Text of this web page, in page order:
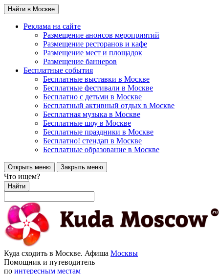
Найти в Москве
Реклама на сайте
Размещение анонсов мероприятий
Размещение ресторанов и кафе
Размещение мест и площадок
Размещение баннеров
Бесплатные события
Бесплатные выставки в Москве
Бесплатные фестивали в Москве
Бесплатно с детьми в Москве
Бесплатный активный отдых в Москве
Бесплатная музыка в Москве
Бесплатные шоу в Москве
Бесплатные праздники в Москве
Бесплатно! стендап в Москве
Бесплатные образование в Москве
Открыть меню Закрыть меню
Что ищем?
Найти
Куда сходить в Москве. Афиша Москвы
Помощник и путеводитель
по интересным местам